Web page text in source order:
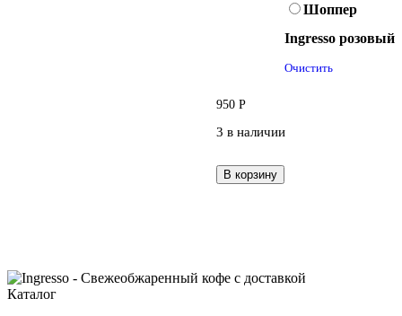
Шоппер
Ingresso розовый
Очистить
950 Р
3 в наличии
В корзину
Каталог